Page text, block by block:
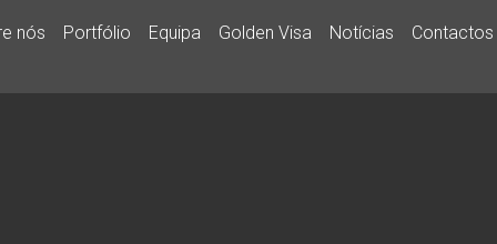
nós Portfólio Equipa Golden Visa Notícias Contactos